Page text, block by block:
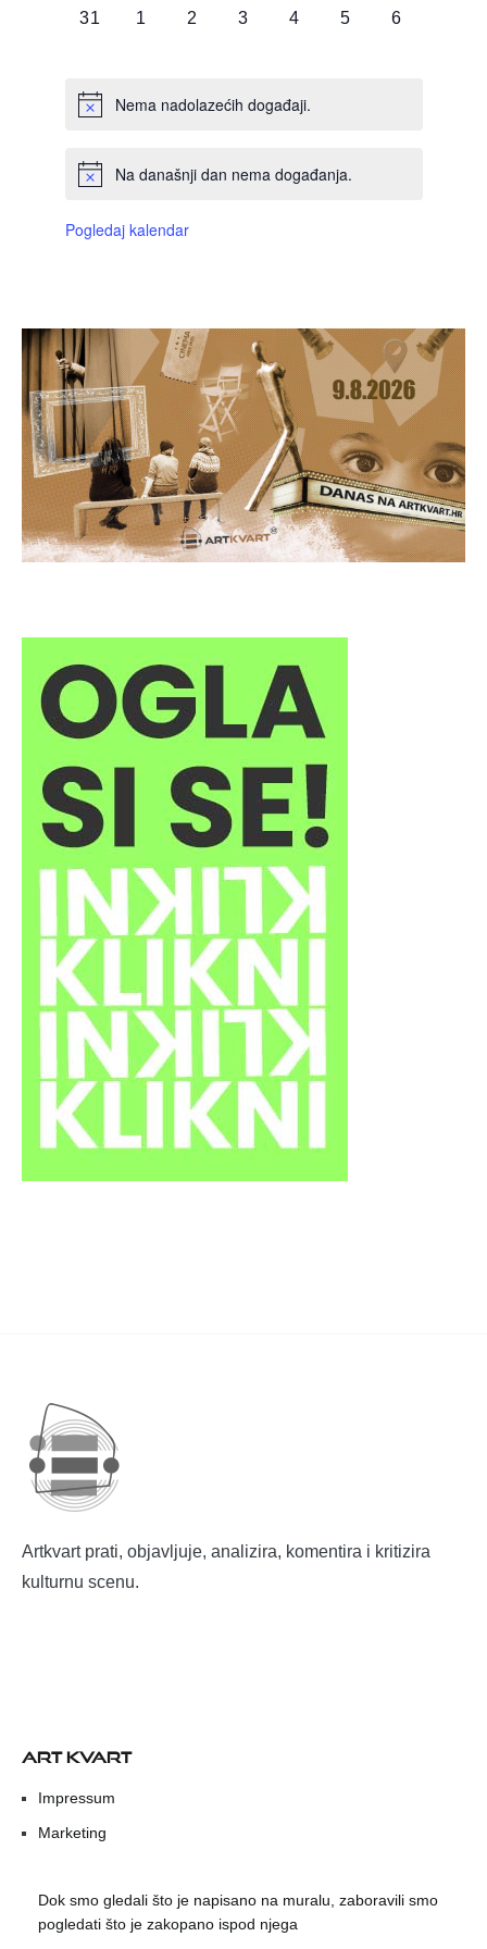
0
31
0
1
0
2
0
3
0
4
0
5
0
6
Nema nadolazećih događaji.
Na današnji dan nema događanja.
Pogledaj kalendar
Artkvart prati, objavljuje, analizira, komentira i kritizira
kulturnu scenu.
ART KVART
Impressum
Marketing
Dok smo gledali što je napisano na muralu, zaboravili smo
pogledati što je zakopano ispod njega